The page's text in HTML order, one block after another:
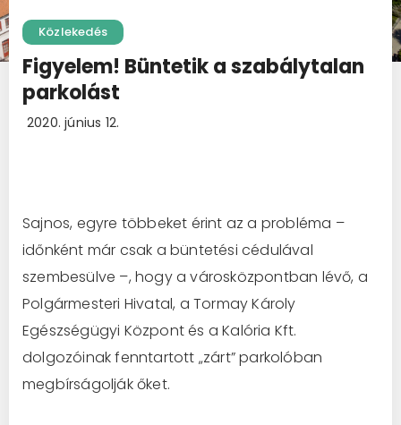
Közlekedés
Figyelem! Büntetik a szabálytalan
parkolást
2020. június 12.
Sajnos, egyre többeket érint az a probléma –
időnként már csak a büntetési cédulával
szembesülve –, hogy a városközpontban lévő, a
Polgármesteri Hivatal, a Tormay Károly
Egészségügyi Központ és a Kalória Kft.
dolgozóinak fenntartott „zárt” parkolóban
megbírságolják őket.